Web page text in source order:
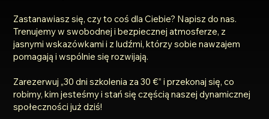
Zastanawiasz się, czy to coś dla Ciebie? Napisz do nas.
Trenujemy w swobodnej i bezpiecznej atmosferze, z
jasnymi wskazówkami i z ludźmi, którzy sobie nawzajem
pomagają i wspólnie się rozwijają.
Zarezerwuj „30 dni szkolenia za 30 €” i przekonaj się, co
robimy, kim jesteśmy i stań się częścią naszej dynamicznej
społeczności już dziś!